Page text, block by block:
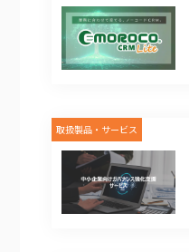
取扱製品・サービス